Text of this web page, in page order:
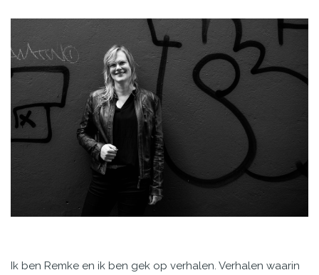
Ik ben Remke en ik ben gek op verhalen. Verhalen waarin